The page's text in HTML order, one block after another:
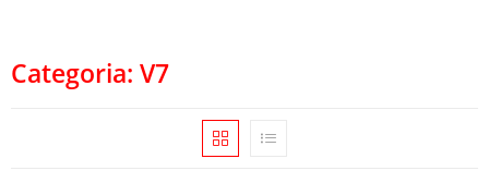
Categoria: V7